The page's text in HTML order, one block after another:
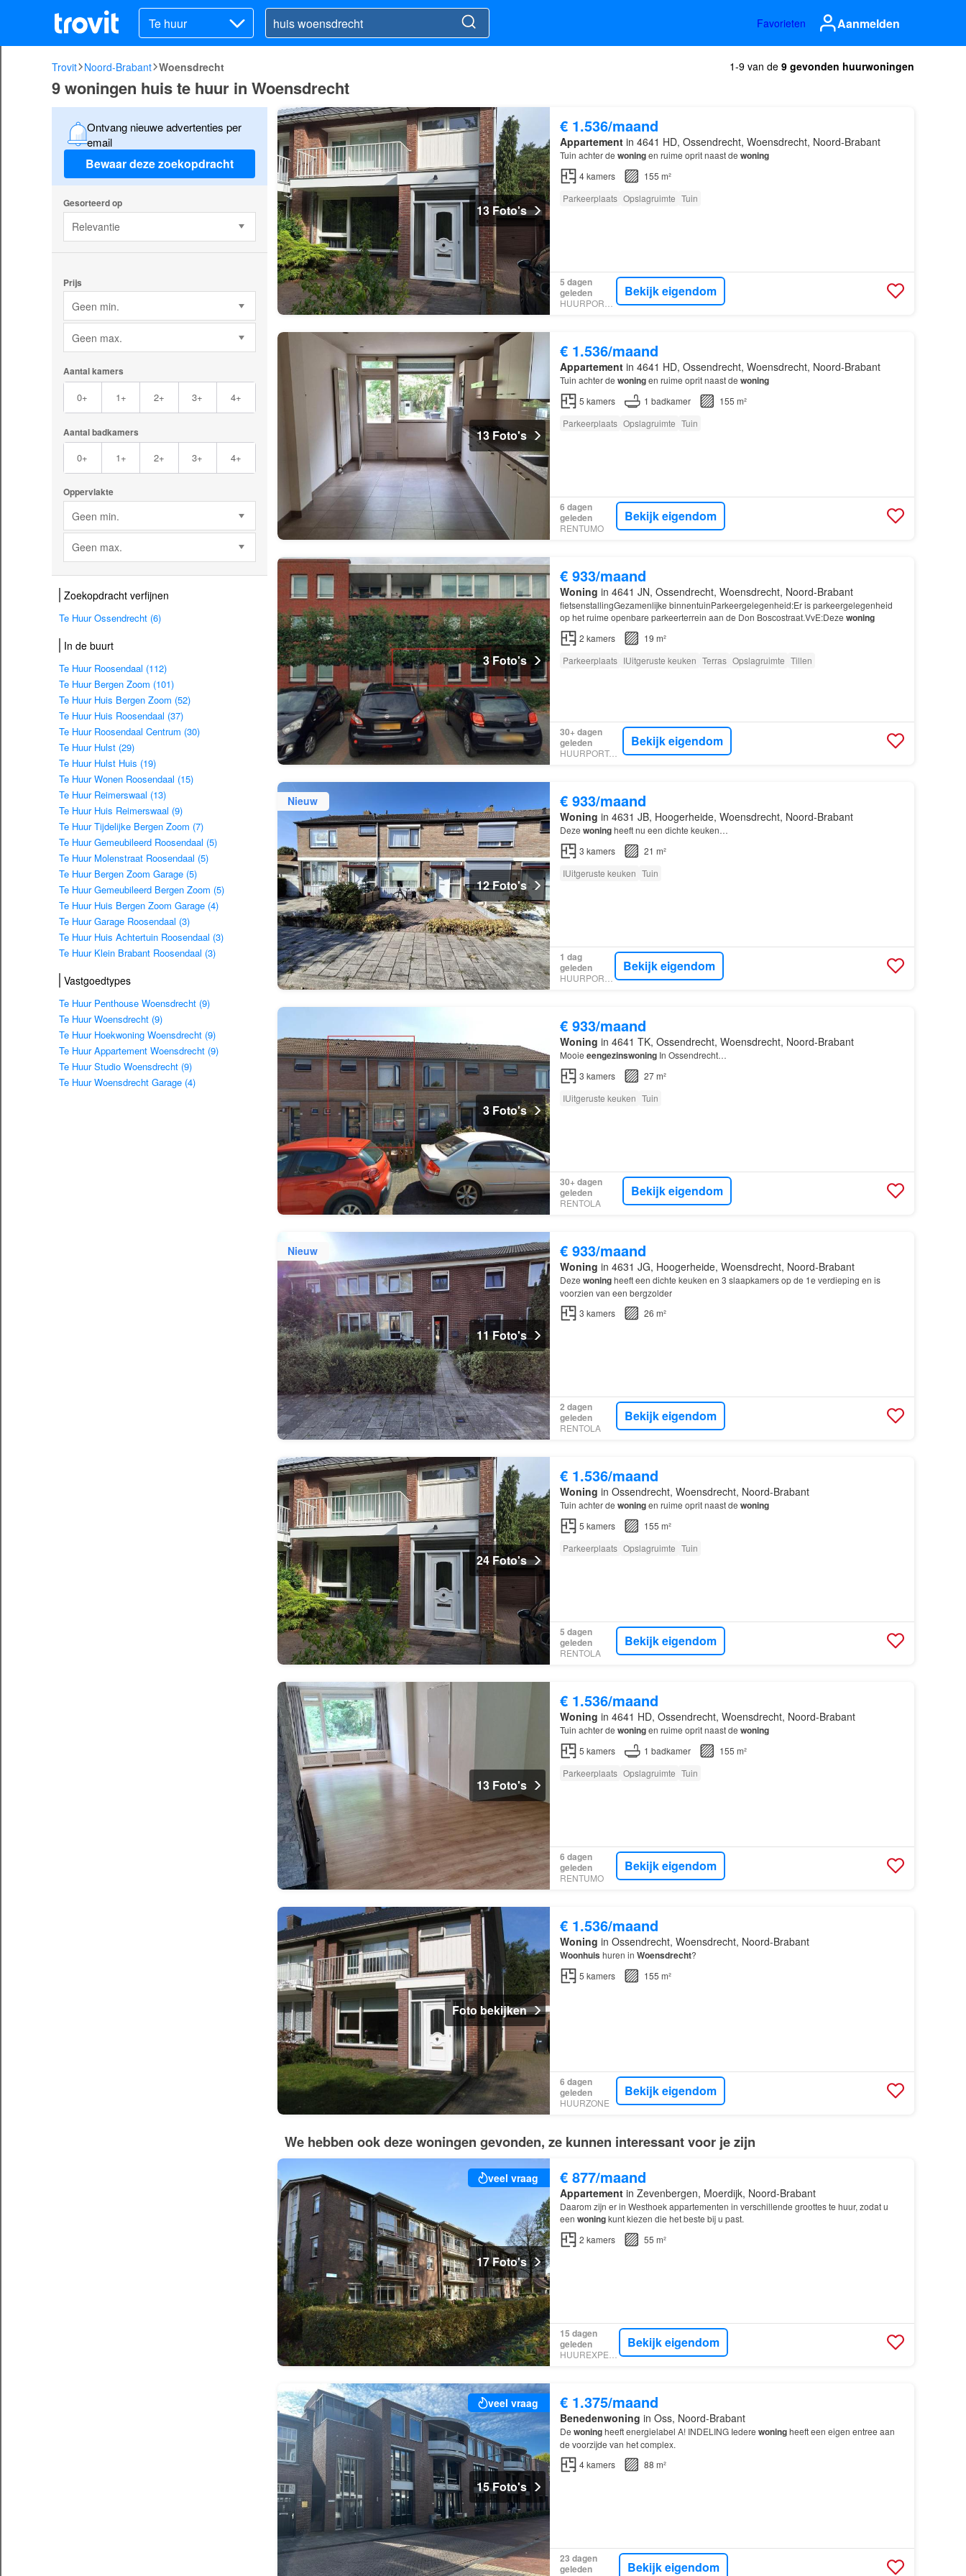
Te huur Favorieten Aanmelden
Trovit Noord-Brabant Woensdrecht 1-9 van de 9 gevonden huurwoningen
9 woningen huis te huur in Woensdrecht
Ontvang nieuwe advertenties per
email
Bewaar deze zoekopdracht
Gesorteerd op
Relevantie
Prijs
Geen min.
Geen max.
Aantal kamers
0+ 1+ 2+ 3+ 4+
Aantal badkamers
0+ 1+ 2+ 3+ 4+
Oppervlakte
Geen min.
Geen max.
Zoekopdracht verfijnen
Te Huur Ossendrecht (6)
In de buurt
Te Huur Roosendaal (112)
Te Huur Bergen Zoom (101)
Te Huur Huis Bergen Zoom (52)
Te Huur Huis Roosendaal (37)
Te Huur Roosendaal Centrum (30)
Te Huur Hulst (29)
Te Huur Hulst Huis (19)
Te Huur Wonen Roosendaal (15)
Te Huur Reimerswaal (13)
Te Huur Huis Reimerswaal (9)
Te Huur Tijdelijke Bergen Zoom (7)
Te Huur Gemeubileerd Roosendaal (5)
Te Huur Molenstraat Roosendaal (5)
Te Huur Bergen Zoom Garage (5)
Te Huur Gemeubileerd Bergen Zoom (5)
Te Huur Huis Bergen Zoom Garage (4)
Te Huur Garage Roosendaal (3)
Te Huur Huis Achtertuin Roosendaal (3)
Te Huur Klein Brabant Roosendaal (3)
Vastgoedtypes
Te Huur Penthouse Woensdrecht (9)
Te Huur Woensdrecht (9)
Te Huur Hoekwoning Woensdrecht (9)
Te Huur Appartement Woensdrecht (9)
Te Huur Studio Woensdrecht (9)
Te Huur Woensdrecht Garage (4)
13 Foto's
€ 1.536/maand
Appartementin 4641 HD, Ossendrecht, Woensdrecht, Noord-Brabant
Tuin achter de woningen ruime oprit naast de woning
4kamers
155 m²
Parkeerplaats Opslagruimte Tuin
5 dagen
geleden
HUURPORTAAL
Bekijk eigendom
13 Foto's
€ 1.536/maand
Appartementin 4641 HD, Ossendrecht, Woensdrecht, Noord-Brabant
Tuin achter de woningen ruime oprit naast de woning
5 kamers 1 badkamer
155 m²
Parkeerplaats Opslagruimte Tuin
6 dagen
geleden
RENTUMO
Bekijk eigendom
3 Foto's
€ 933/maand
Woning in 4641 JN, Ossendrecht, Woensdrecht, Noord-Brabant
fietsenstallingGezamenlijke binnentuinParkeergelegenheid:Er is parkeergelegenheid
op het ruime openbare parkeerterrein aan de Don Boscostraat.VvE:Deze woning
2 kamers
19 m²
Parkeerplaats IUitgeruste keuken Terras Opslagruimte Tillen
30+ dagen
geleden
HUURPORTAAL
Bekijk eigendom
Nieuw
12 Foto's
€ 933/maand
Woning in 4631 JB, Hoogerheide, Woensdrecht, Noord-Brabant
Deze woningheeft nu een dichte keuken…
3 kamers
21 m²
IUitgeruste keuken Tuin
1 dag
geleden
HUURPORTAAL
Bekijk eigendom
3 Foto's
€ 933/maand
Woning in 4641 TK, Ossendrecht, Woensdrecht, Noord-Brabant
Mooie eengezinswoningIn Ossendrecht…
3 kamers
27 m²
IUitgeruste keuken Tuin
30+ dagen
geleden
RENTOLA
Bekijk eigendom
Nieuw
11 Foto's
€ 933/maand
Woning in 4631 JG, Hoogerheide, Woensdrecht, Noord-Brabant
Deze woningheeft een dichte keuken en 3 slaapkamers op de 1e verdieping en is
voorzien van een bergzolder
3 kamers 26 m²
2 dagen
geleden
RENTOLA
Bekijk eigendom
24 Foto's
€ 1.536/maand
Woning in Ossendrecht, Woensdrecht, Noord-Brabant
Tuin achter de woningen ruime oprit naast de woning
5 kamers
155 m²
Parkeerplaats Opslagruimte Tuin
5 dagen
geleden
RENTOLA
Bekijk eigendom
13 Foto's
€ 1.536/maand
Woning in 4641 HD, Ossendrecht, Woensdrecht, Noord-Brabant
Tuin achter de woningen ruime oprit naast de woning
5 kamers 1 badkamer
155 m²
Parkeerplaats Opslagruimte Tuin
6 dagen
geleden
RENTUMO
Bekijk eigendom
Foto bekijken
€ 1.536/maand
Woning in Ossendrecht, Woensdrecht, Noord-Brabant
Woonhuis huren in Woensdrecht?
5 kamers 155 m²
6 dagen
geleden
HUURZONE
Bekijk eigendom
We hebben ook deze woningen gevonden, ze kunnen interessant voor je zijn
veel vraag
17 Foto's
€ 877/maand
Appartementin Zevenbergen, Moerdijk, Noord-Brabant
Daarom zijn er in Westhoek appartementen in verschillende groottes te huur, zodat u
een woningkunt kiezen die het beste bij u past.
2 kamers 55 m²
15 dagen
geleden
Bekijk eigendom
veel vraag
15 Foto's
€ 1.375/maand
Benedenwoning in Oss, Noord-Brabant
De woningheeft energielabel A! INDELING Iedere woningheeft een eigen entree aan
de voorzijde van het complex.
4kamers 88 m²
23 dagen
geleden
Bekijk eigendom